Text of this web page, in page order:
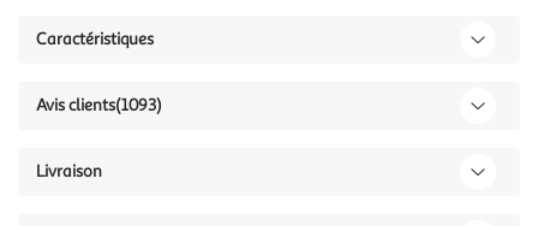
Caractéristiques
Avis clients(1093)
Livraison